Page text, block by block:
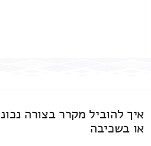
איך להוביל מקרר בצורה
או בשכיבה